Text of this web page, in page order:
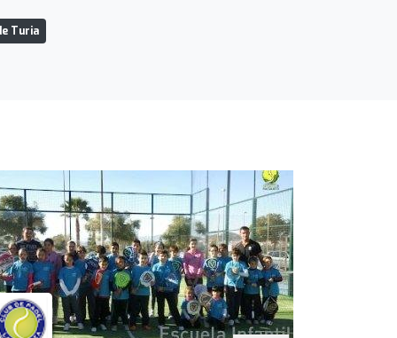
Turia